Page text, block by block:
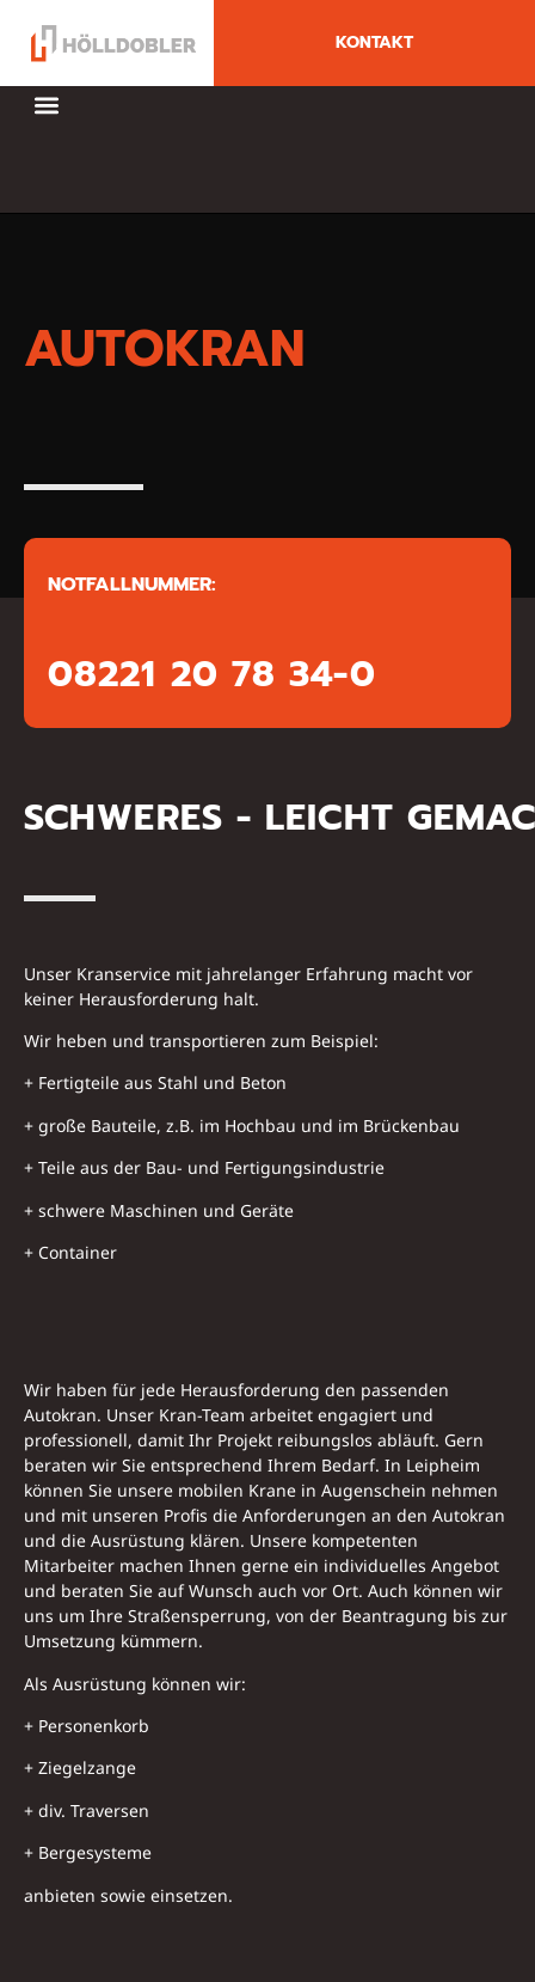
KONTAKT
AUTOKRAN
NOTFALLNUMMER:
08221 20 78 34-0
SCHWERES - LEICHT
Unser Kranservice mit jahrelanger Erfahrung macht vor
keiner Heraus­forderung halt.
Wir heben und transportieren zum Beispiel:
+ Fertigteile aus Stahl und Beton
+ große Bauteile, z.B. im Hochbau und im Brückenbau
+ Teile aus der Bau- und Fertigungsindustrie
+ schwere Maschinen und Geräte
+ Container
Wir haben für jede Herausforderung den passenden
Autokran. Unser Kran-Team arbeitet engagiert und
professionell, damit Ihr Projekt reibungslos abläuft. Gern
beraten wir Sie entsprechend Ihrem Bedarf. In Leipheim
können Sie unsere mobilen Krane in Augenschein nehmen
und mit unseren Profis die Anforderungen an den Autokran
und die Ausrüstung klären. Unsere kompetenten
Mitarbeiter machen Ihnen gerne ein individuelles Angebot
und beraten Sie auf Wunsch auch vor Ort. Auch können wir
uns um Ihre Straßensperrung, von der Beantragung bis zur
Umsetzung kümmern.
Als Ausrüstung können wir:
+ Personenkorb
+ Ziegelzange
+ div. Traversen
+ Bergesysteme
anbieten sowie einsetzen.